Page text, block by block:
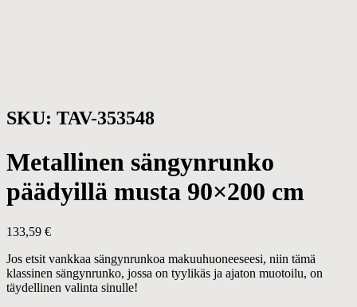
SKU: TAV-353548
Metallinen sängynrunko
päädyillä musta 90×200 cm
133,59 €
Jos etsit vankkaa sängynrunkoa makuuhuoneeseesi, niin tämä
klassinen sängynrunko, jossa on tyylikäs ja ajaton muotoilu, on
täydellinen valinta sinulle!